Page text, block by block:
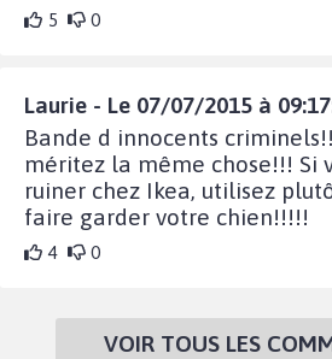
5 0
Laurie - Le 07/07/2015 à
Bande d innocents
méritez la même chose!!! Si
ruiner chez Ikea, utilisez
faire garder votre chien!!!!!
4 0
VOIR TOUS LES